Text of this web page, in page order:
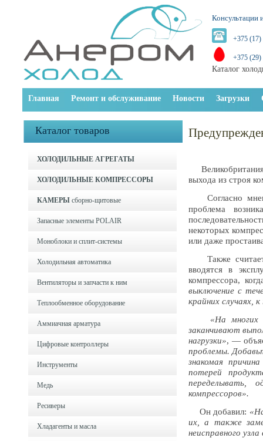
Консультации
+375 (17)
+375 (29)
Каталог
Главная Ремонт и обслуживание Новости Загрузки
Каталог товаров
ХОЛОДИЛЬНЫЕ АГРЕГАТЫ
ХОЛОДИЛЬНЫЕ КОМПРЕССОРЫ
КАМЕРЫ сборно-щитовые
Запасные элементы POLAIR
Моноблоки и cплит-системы
Холодильная автоматика
Вентиляторы и запчасти к ним
Теплообменное оборудование
Аммиачная арматура
Цифровые контроллеры
Инструменты
Медь
Ресиверы
Хладагенты и масла
выхода из строя
Согласно
проблема
некоторых
или даже
Также
вводятся в
компрессора,
выключение с
крайних случаях,
«На
заканчивают
нагрузки», —
проблемы.
знакомая
потерей
переделывать,
компрессоров».
Он добавил:
их, а также
неисправного